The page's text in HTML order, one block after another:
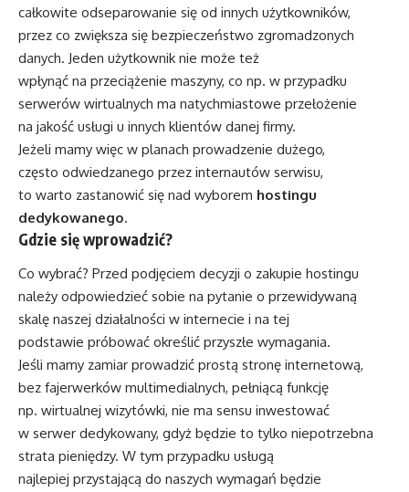
całkowite odseparowanie się od innych użytkowników,
przez co zwiększa się bezpieczeństwo zgromadzonych
danych. Jeden użytkownik nie może też
wpłynąć na przeciążenie maszyny, co np. w przypadku
serwerów wirtualnych ma natychmiastowe przełożenie
na jakość usługi u innych klientów danej firmy.
Jeżeli mamy więc w planach prowadzenie dużego,
często odwiedzanego przez internautów serwisu,
to warto zastanowić się nad wyborem hostingu
dedykowanego.
Gdzie się wprowadzić?
Co wybrać? Przed podjęciem decyzji o zakupie hostingu
należy odpowiedzieć sobie na pytanie o przewidywaną
skalę naszej działalności w internecie i na tej
podstawie próbować określić przyszłe wymagania.
Jeśli mamy zamiar prowadzić prostą stronę internetową,
bez fajerwerków multimedialnych, pełniącą funkcję
np. wirtualnej wizytówki, nie ma sensu inwestować
w serwer dedykowany, gdyż będzie to tylko niepotrzebna
strata pieniędzy. W tym przypadku usługą
najlepiej przystającą do naszych wymagań będzie